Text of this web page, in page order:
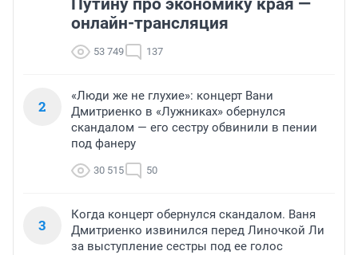
Путину про экономику края —
онлайн-трансляция
53 749 137
2
«Люди же не глухие»: концерт Вани
Дмитриенко в «Лужниках» обернулся
скандалом — его сестру обвинили в пении
под фанеру
30 515 50
3
Когда концерт обернулся скандалом. Ваня
Дмитриенко извинился перед Линочкой Ли
за выступление сестры под ее голос